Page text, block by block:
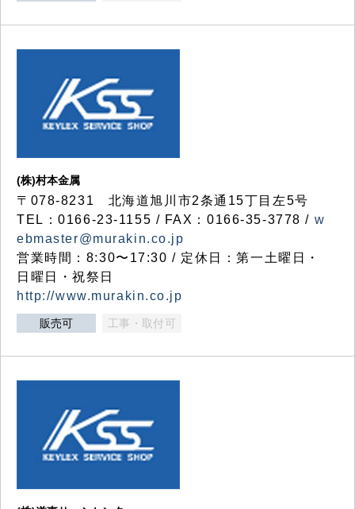
(株)村本金属
〒078-8231 北海道旭川市2条通15丁目左5号
TEL：0166-23-1155 / FAX：0166-35-3778 / w
ebmaster@murakin.co.jp
営業時間：8:30〜17:30 / 定休日：第一土曜日・
日曜日・祝祭日
http://www.murakin.co.jp
販売可 工事・取付可